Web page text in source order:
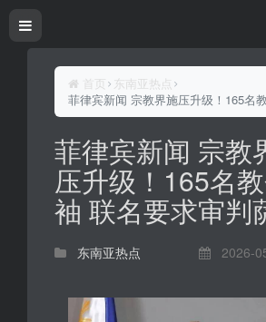
首页
东南亚热点
菲律宾新闻 宗教界施压升级！165名
菲律宾新闻 宗教
压升级！165名
袖 联名要求审判
东南亚热点 2026-